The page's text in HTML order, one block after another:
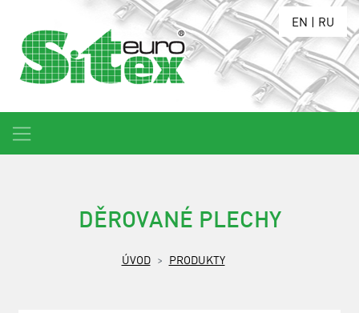
EN | RU
DĚROVANÉ PLECHY
ÚVOD PRODUKTY